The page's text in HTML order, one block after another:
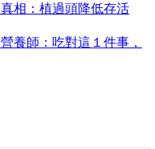
相：植過頭降低存活
養師：吃對這１件事，